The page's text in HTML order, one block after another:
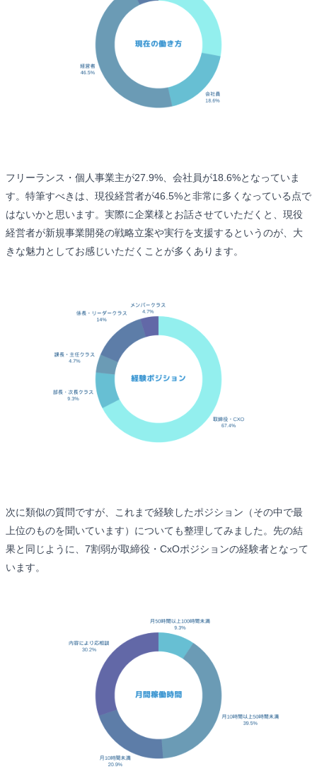
フリーランス・個人事業主が27.9%、会社員が18.6%となっていま
す。特筆すべきは、現役経営者が46.5%と非常に多くなっている点で
はないかと思います。実際に企業様とお話させていただくと、現役
経営者が新規事業開発の戦略立案や実行を支援するというのが、大
きな魅力としてお感じいただくことが多くあります。
次に類似の質問ですが、これまで経験したポジション（その中で最
上位のものを聞いています）についても整理してみました。先の結
果と同じように、7割弱が取締役・CxOポジションの経験者となって
います。